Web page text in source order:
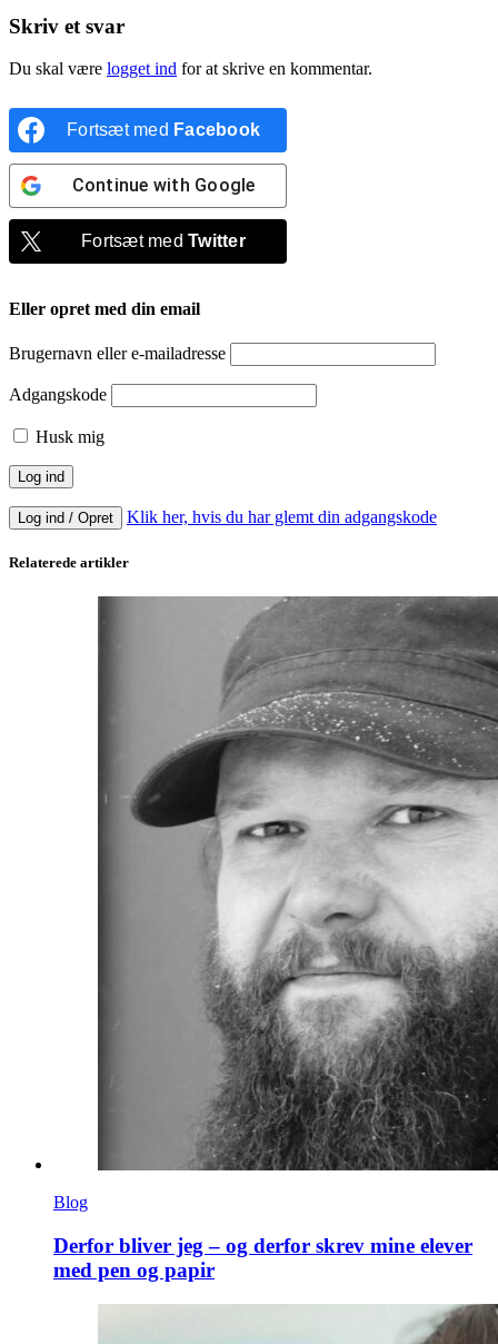
Skriv et svar
Du skal være logget ind for at skrive en kommentar.
Fortsæt med Facebook
Continue with Google
Fortsæt medTwitter
Eller opret med din email
Brugernavn eller e-mailadresse
Adgangskode
Husk mig
Log ind / Opret Klik her, hvis du har glemt din adgangskode
Relaterede artikler
Blog
Derfor bliver jeg – og derfor skrev mine elever
med pen og papir